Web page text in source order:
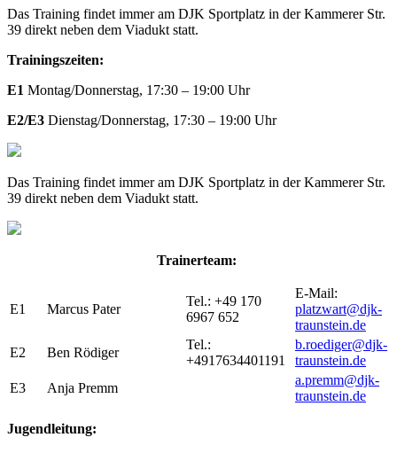
Das Training findet immer am DJK Sportplatz in der Kammerer Str.
39 direkt neben dem Viadukt statt.
Trainingszeiten:
E1 Montag/Donnerstag, 17:30 – 19:00 Uhr
E2/E3 Dienstag/Donnerstag, 17:30 – 19:00 Uhr
Das Training findet immer am DJK Sportplatz in der Kammerer Str.
39 direkt neben dem Viadukt statt.
Trainerteam:
E1 Marcus Pater
Tel.: +49 170
6967 652
E-Mail:
platzwart@djk-
traunstein.de
E2
Ben Rödiger
Tel.:
+4917634401191
b.roediger@djk-
traunstein.de
E3
Anja Premm
a.premm@djk-
traunstein.de
Jugendleitung: